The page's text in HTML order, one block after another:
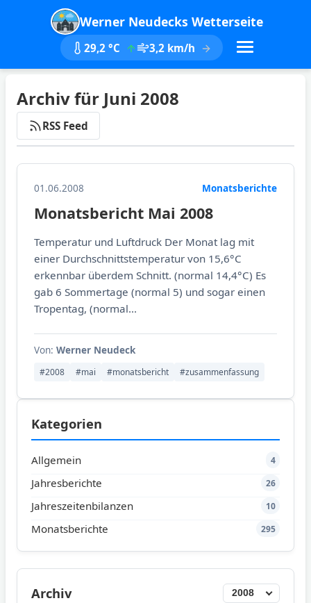
Werner Neudecks Wetterseite
29,2 °C 3,2 km/h
Archiv für Juni 2008
RSS Feed
01.06.2008 Monatsberichte
Monatsbericht Mai 2008
Temperatur und Luftdruck Der Monat lag mit
einer Durchschnittstemperatur von 15,6°C
erkennbar überdem Schnitt. (normal 14,4°C) Es
gab 6 Sommertage (normal 5) und sogar einen
Tropentag, (normal...
Von: Werner Neudeck
#2008 #mai #monatsbericht #zusammenfassung
Kategorien
Allgemein 4
Jahresberichte 26
Jahreszeitenbilanzen 10
Monatsberichte 295
Archiv